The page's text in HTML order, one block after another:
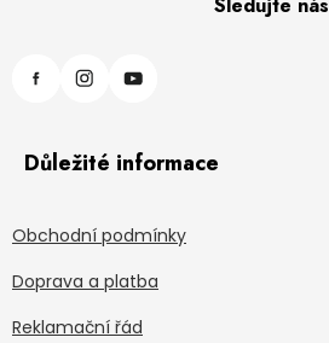
Důležité informace
Obchodní podmínky
Doprava a platba
Reklamační řád